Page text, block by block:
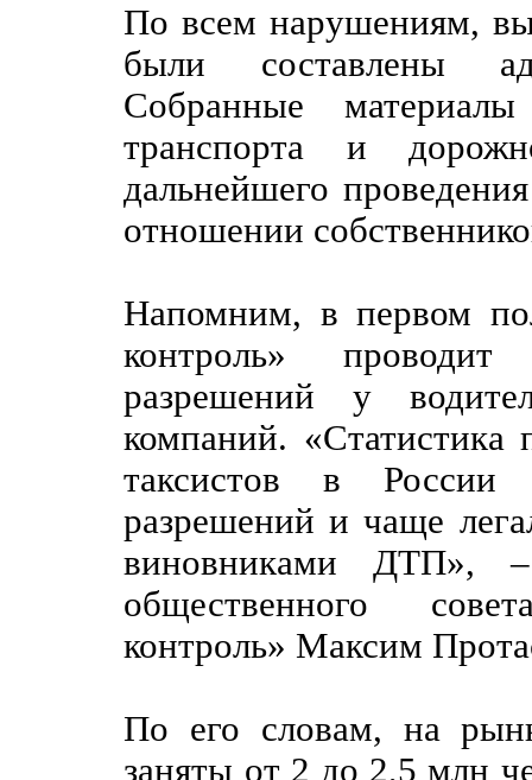
По всем нарушениям,
были составлены
Собранные
транспорта и
дальнейшего
отношении
Напомним, в первом
контроль» проводит
разрешений у
компаний. «Статистика
таксистов в России
разрешений и чаще
виновниками ДТП», –
общественного
контроль» Максим
По его словам, на
заняты от 2 до 2,5 млн